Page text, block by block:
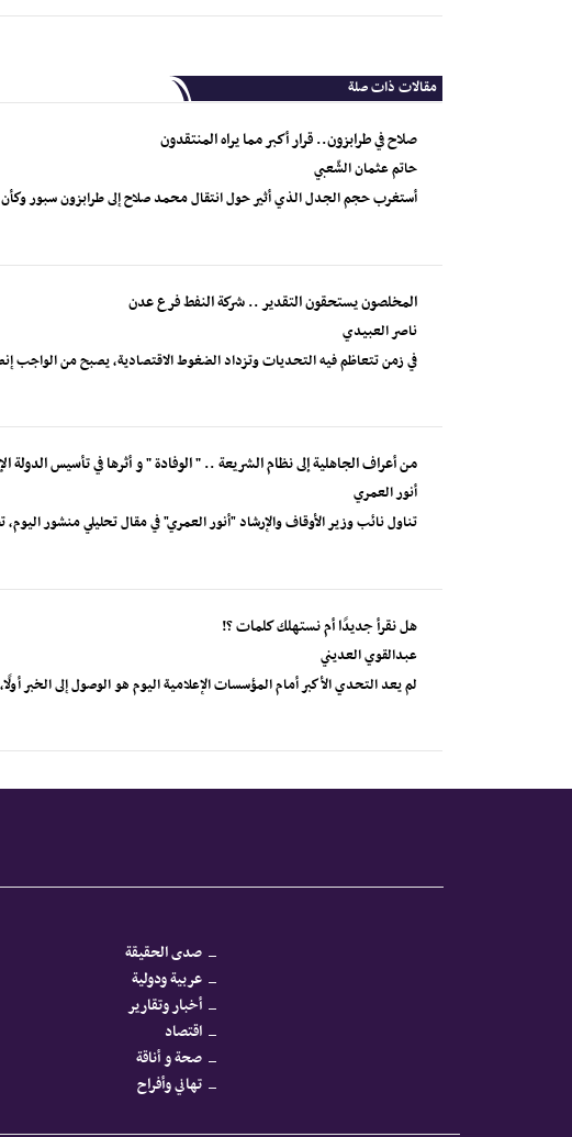
مقالات ذات صلة
صلاح في طرابزون.. قرار أكبر مما يراه المنتقدون
حاتم عثمان الشّعبي
أستغرب حجم الجدل الذي أثير حول انتقال محمد صلاح إلى طرابزون سبور وكأن
المخلصون يستحقون التقدير .. شركة النفط فرع عدن
ناصر العبيدي
في زمن تتعاظم فيه التحديات وتزداد الضغوط الاقتصادية، يصبح من
من أعراف الجاهلية إلى نظام الشريعة .. " الوفادة " و أثرها في تأسيس الدولة
أنور العمري
تناول نائب وزير الأوقاف والإرشاد "أنور العمري" في مقال تحليلي منشور
هل نقرأ جديدًا أم نستهلك كلمات ؟!
عبدالقوي العديني
لم يعد التحدي الأكبر أمام المؤسسات الإعلامية اليوم هو الوصول إلى الخبر
صدى الحقيقة
عربية ودولية
أخبار وتقارير
اقتصاد
صحة و أناقة
تهاني وأفراح